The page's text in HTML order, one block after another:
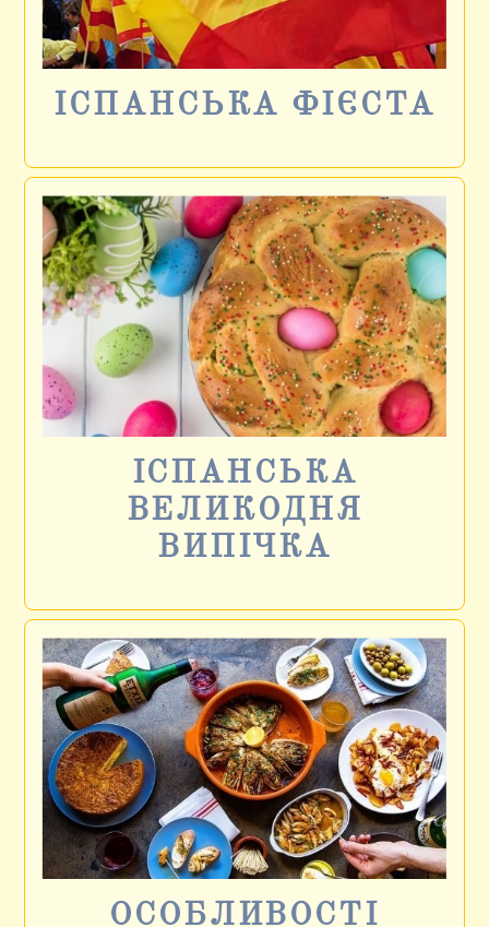
ІСПАНСЬКА ФІЄСТА
ІСПАНСЬКА
ВЕЛИКОДНЯ
ВИПІЧКА
ОСОБЛИВОСТІ